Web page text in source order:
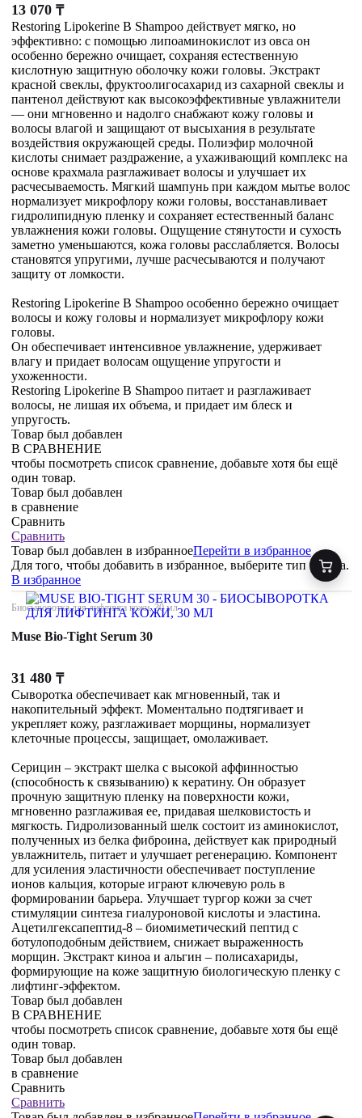
13 070 ₸
Restoring Lipokerine B Shampoo действует мягко, но
эффективно: с помощью липоаминокислот из овса он
особенно бережно очищает, сохраняя естественную
кислотную защитную оболочку кожи головы. Экстракт
красной свеклы, фруктоолигосахарид из сахарной свеклы и
пантенол действуют как высокоэффективные увлажнители
— они мгновенно и надолго снабжают кожу головы и
волосы влагой и защищают от высыхания в результате
воздействия окружающей среды. Полиэфир молочной
кислоты снимает раздражение, а ухаживающий комплекс на
основе крахмала разглаживает волосы и улучшает их
расчесываемость. Мягкий шампунь при каждом мытье волос
нормализует микрофлору кожи головы, восстанавливает
гидролипидную пленку и сохраняет естественный баланс
увлажнения кожи головы. Ощущение стянутости и сухость
заметно уменьшаются, кожа головы расслабляется. Волосы
становятся упругими, лучше расчесываются и получают
защиту от ломкости.
Restoring Lipokerine B Shampoo особенно бережно очищает
волосы и кожу головы и нормализует микрофлору кожи
головы.
Он обеспечивает интенсивное увлажнение, удерживает
влагу и придает волосам ощущение упругости и
ухоженности.
Restoring Lipokerine B Shampoo питает и разглаживает
волосы, не лишая их объема, и придает им блеск и
упругость.
Товар был добавлен
В СРАВНЕНИЕ
чтобы посмотреть список сравнение, добавьте хотя бы ещё
один товар.
Товар был добавлен
в сравнение
Сравнить
Сравнить
Товар был добавлен в избранноеПерейти в избранное
Для того, чтобы добавить в избранное, выберите тип товара.
В избранное
Биосыворотка для лифтинга кожи, 30 мл
Muse Bio-Tight Serum 30
31 480 ₸
Сыворотка обеспечивает как мгновенный, так и
накопительный эффект. Моментально подтягивает и
укрепляет кожу, разглаживает морщины, нормализует
клеточные процессы, защищает, омолаживает.
Серицин – экстракт шелка с высокой аффинностью
(способность к связыванию) к кератину. Он образует
прочную защитную пленку на поверхности кожи,
мгновенно разглаживая ее, придавая шелковистость и
мягкость. Гидролизованный шелк состоит из аминокислот,
полученных из белка фиброина, действует как природный
увлажнитель, питает и улучшает регенерацию. Компонент
для усиления эластичности обеспечивает поступление
ионов кальция, которые играют ключевую роль в
формировании барьера. Улучшает тургор кожи за счет
стимуляции синтеза гиалуроновой кислоты и эластина.
Ацетилгексапептид-8 – биомиметический пептид с
ботулоподобным действием, снижает выраженность
морщин. Экстракт киноа и альгин – полисахариды,
формирующие на коже защитную биологическую пленку с
лифтинг-эффектом.
Товар был добавлен
В СРАВНЕНИЕ
чтобы посмотреть список сравнение, добавьте хотя бы ещё
один товар.
Товар был добавлен
в сравнение
Сравнить
Сравнить